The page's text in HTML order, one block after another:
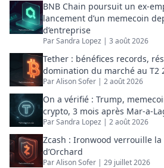
BNB Chain poursuit un ex-
lancement d’un memecoin
d’entreprise
ParSandra Lopez | 3 août 2026
Tether : bénéfices records,
domination du marché au T2
ParAlison Sofer | 2 août 2026
On a vérifié : Trump,
crypto, 3 mois après Mar-a-
ParSandra Lopez | 2 août 2026
Zcash : Ironwood verrouille
d’Orchard
ParAlison Sofer | 29 juillet 2026